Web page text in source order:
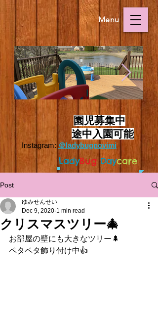
Outside.HEIC
​
園児募集中
途中入園可能
Instagram: ＠ladybugnovimi
LadyBug Daycare
Menu
Post
クリスマスツリー🎄
ゆみせんせい
Dec 9, 2020 1 min read
お部屋の壁にも大きなツリー🌲
ペタペタ飾り付け中👍